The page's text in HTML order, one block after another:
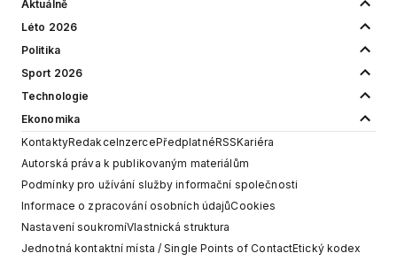
Aktuálně
Léto 2026
Politika
Sport 2026
Technologie
Ekonomika
KontaktyRedakceInzercePředplatnéRSSKariéra
Autorská práva k publikovaným materiálům
Podmínky pro užívání služby informační společnosti
Informace o zpracování osobních údajůCookies
Nastavení soukromíVlastnická struktura
Jednotná kontaktní místa / Single Points of ContactEtický kodex